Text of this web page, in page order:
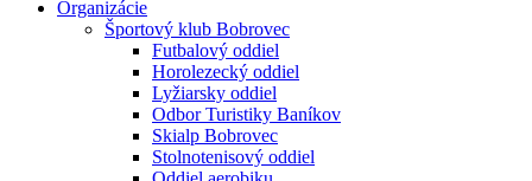
Organizácie
Športový klub Bobrovec
Futbalový oddiel
Horolezecký oddiel
Lyžiarsky oddiel
Odbor Turistiky Baníkov
Skialp Bobrovec
Stolnotenisový oddiel